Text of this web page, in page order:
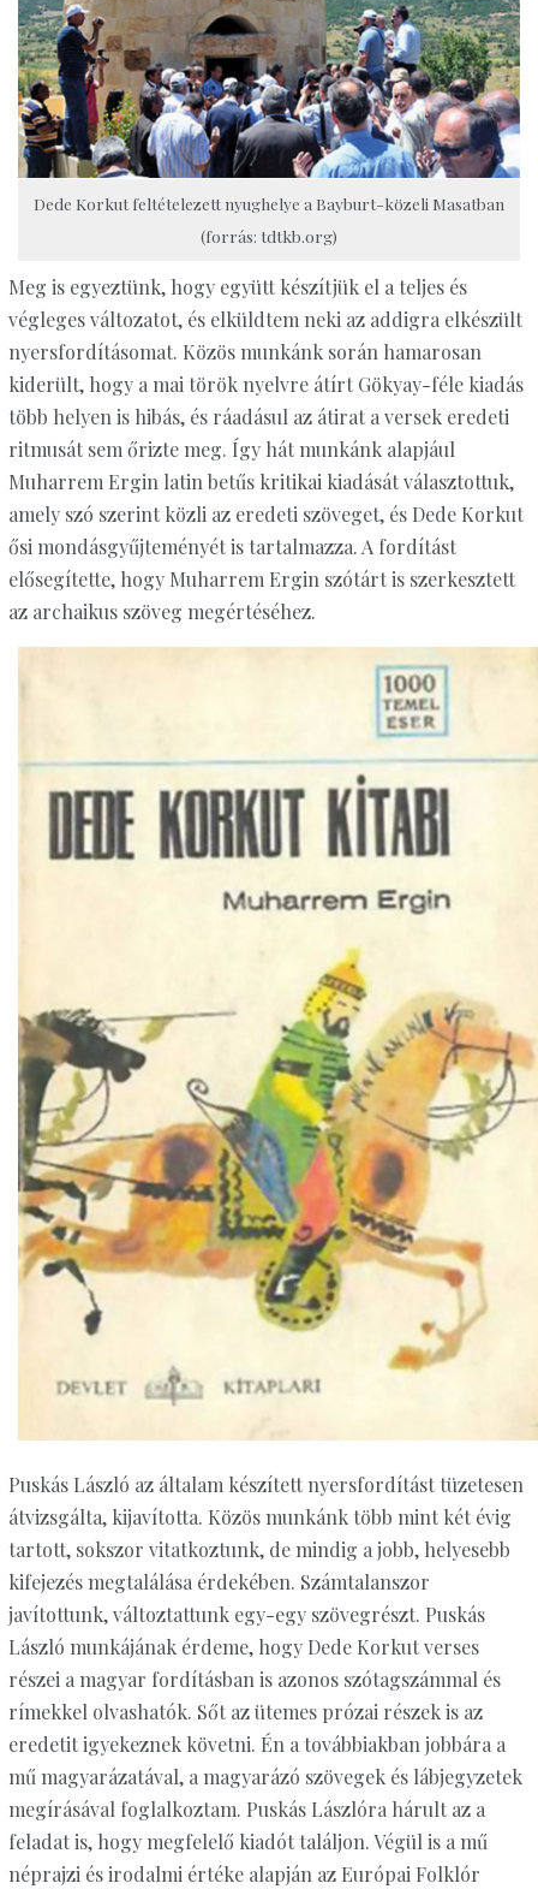
Dede Korkut feltételezett nyughelye a Bayburt-közeli Masatban
(forrás: tdtkb.org)
Meg is egyeztünk, hogy együtt készítjük el a teljes és
végleges változatot, és elküldtem neki az addigra elkészült
nyersfordításomat. Közös munkánk során hamarosan
kiderült, hogy a mai török nyelvre átírt Gökyay-féle kiadás
több helyen is hibás, és ráadásul az átirat a versek eredeti
ritmusát sem őrizte meg. Így hát munkánk alapjául
Muharrem Ergin latin betűs kritikai kiadását választottuk,
amely szó szerint közli az eredeti szöveget, és Dede Korkut
ősi mondásgyűjteményét is tartalmazza. A fordítást
elősegítette, hogy Muharrem Ergin szótárt is szerkesztett
az archaikus szöveg megértéséhez.
Puskás László az általam készített nyersfordítást tüzetesen
átvizsgálta, kijavította. Közös munkánk több mint két évig
tartott, sokszor vitatkoztunk, de mindig a jobb, helyesebb
kifejezés megtalálása érdekében. Számtalanszor
javítottunk, változtattunk egy-egy szövegrészt. Puskás
László munkájának érdeme, hogy Dede Korkut verses
részei a magyar fordításban is azonos szótagszámmal és
rímekkel olvashatók. Sőt az ütemes prózai részek is az
eredetit igyekeznek követni. Én a továbbiakban jobbára a
mű magyarázatával, a magyarázó szövegek és lábjegyzetek
megírásával foglalkoztam. Puskás Lászlóra hárult az a
feladat is, hogy megfelelő kiadót találjon. Végül is a mű
néprajzi és irodalmi értéke alapján az Európai Folklór